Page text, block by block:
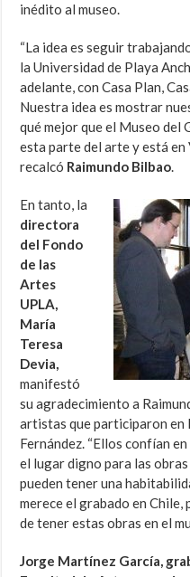
inédito al museo.
“La idea es seguir
la Universidad de Playa
adelante, con Casa Plan,
Nuestra idea es mostrar
qué mejor que el Museo del
esta parte del arte y está en
recalcó Raimundo Bilbao.
En tanto, la
directora
del Fondo
de las
Artes
UPLA,
María
Teresa
Devia,
manifestó
su agradecimiento a
artistas que participaron en
Fernández. “Ellos confían
el lugar digno para las
pueden tener una
merece el grabado en
de tener estas obras en el
Jorge Martínez García,